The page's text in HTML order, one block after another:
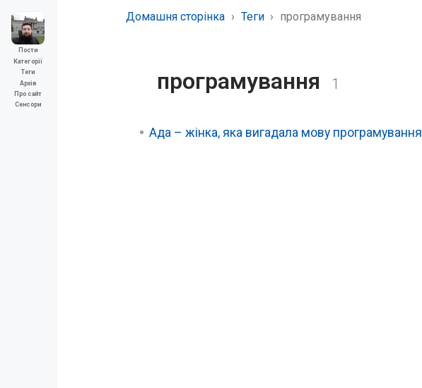
Пости
Категорії
Теги
Архів
Про сайт
Сенсори
Домашня сторінка Теги програмування
програмування 1
Ада – жінка, яка вигадала мову програмування